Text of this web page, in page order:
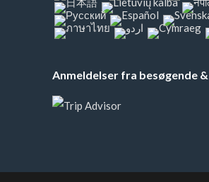
Anmeldelser fra besøgende